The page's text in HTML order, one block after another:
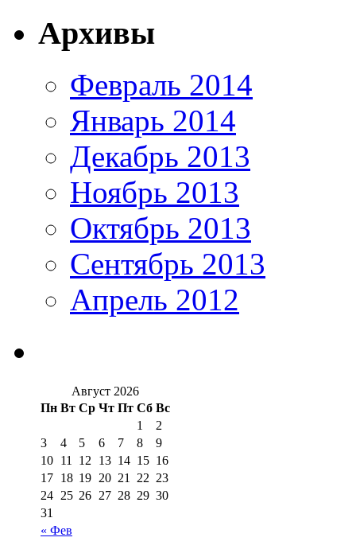
Архивы
Февраль 2014
Январь 2014
Декабрь 2013
Ноябрь 2013
Октябрь 2013
Сентябрь 2013
Апрель 2012
Август 2026
Пн Вт Ср Чт Пт Сб Вс
« Фев
1
2
3
4 5 6 7 8
9
10 11 12 13 14 15 16
17 18 19 20 21 22 23
24 25 26 27 28 29 30
31